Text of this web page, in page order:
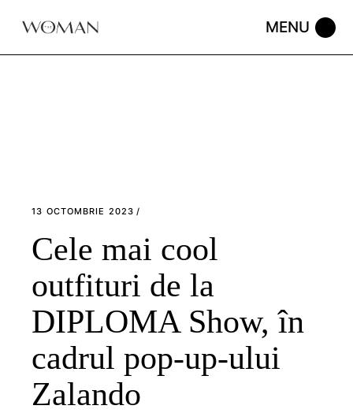
13 OCTOMBRIE 2023
Cele mai cool
outfituri de la
DIPLOMA Show, în
cadrul pop-up-ului
Zalando